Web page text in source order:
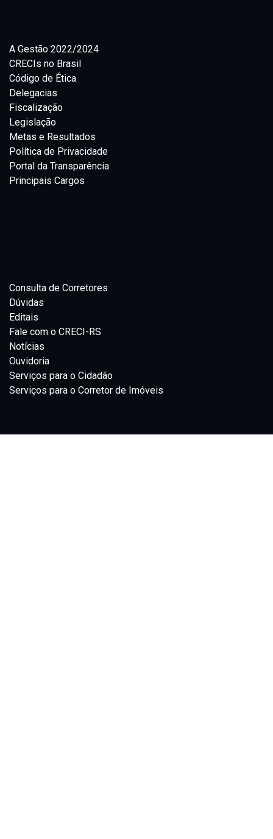
A Gestão 2022/2024
CRECIs no Brasil
Código de Ética
Delegacias
Fiscalização
Legislação
Metas e Resultados
Política de Privacidade
Portal da Transparência
Principais Cargos
Consulta de Corretores
Dúvidas
Editais
Fale com o CRECI-RS
Notícias
Ouvidoria
Serviços para o Cidadão
Serviços para o Corretor de Imóveis